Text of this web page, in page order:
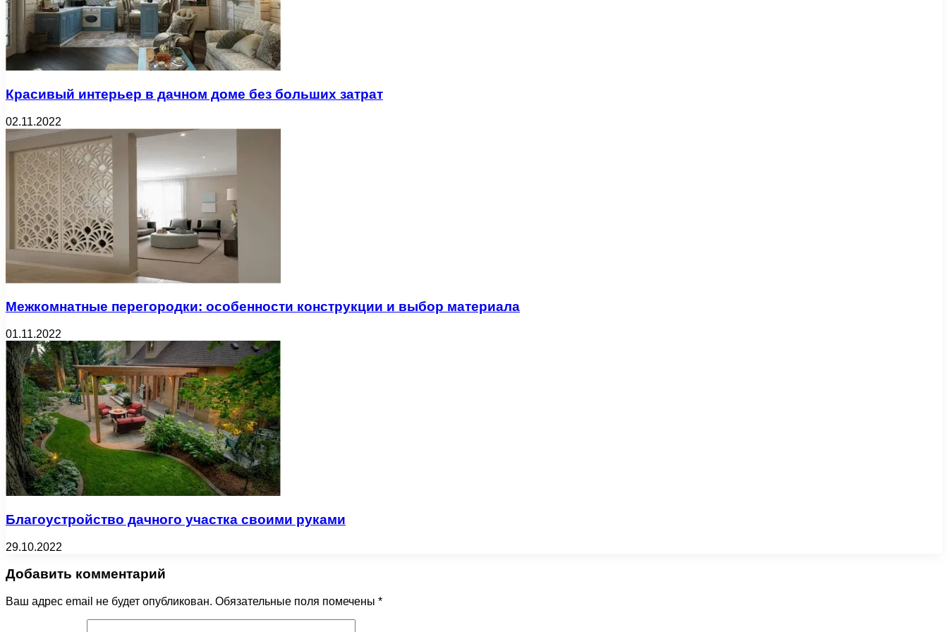
Красивый интерьер в дачном доме без больших затрат
02.11.2022
Межкомнатные перегородки: особенности конструкции и выбор материала
01.11.2022
Благоустройство дачного участка своими руками
29.10.2022
Добавить комментарий
Ваш адрес email не будет опубликован. Обязательные поля помечены *